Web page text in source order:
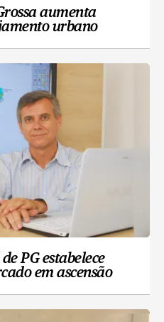
aumenta
urbano
PG estabelece
em ascensão